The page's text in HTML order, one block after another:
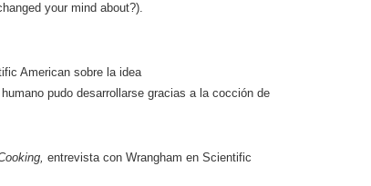
your mind about?).
American sobre la idea
pudo desarrollarse gracias a la cocción de
, entrevista con Wrangham en Scientific